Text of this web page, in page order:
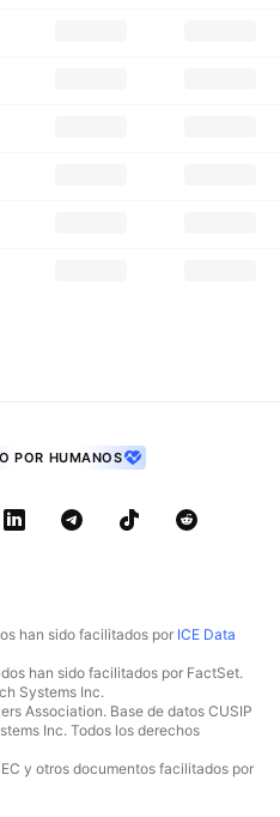
POR HUMANOS
han sido facilitados por ICE Data
han sido facilitados por FactSet.
Systems Inc.
Association. Base de datos CUSIP
Inc. Todos los derechos
y otros documentos facilitados por